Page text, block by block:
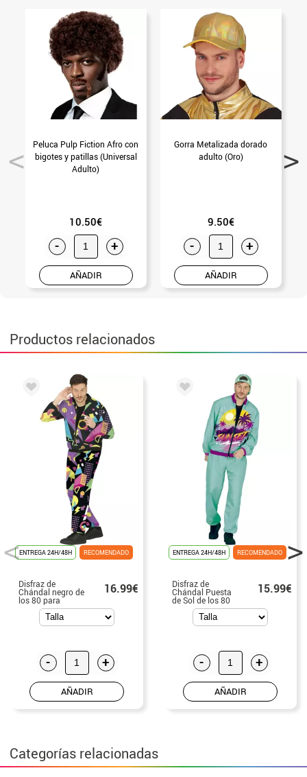
Peluca Pulp Fiction Afro con
bigotes y patillas (Universal
Adulto)
10.50€
- +
AÑADIR
Gorra Metalizada dorado
adulto (Oro)
9.50€
- +
AÑADIR
Productos relacionados
ENTREGA 24H/48H RECOMENDADO
Disfraz de
Chándal negro de
los 80 para
hombre
16.99€
- +
AÑADIR
ENTREGA 24H/48H RECOMENDADO
Disfraz de
Chándal Puesta
de Sol de los 80
para hombre
15.99€
- +
AÑADIR
Categorías relacionadas